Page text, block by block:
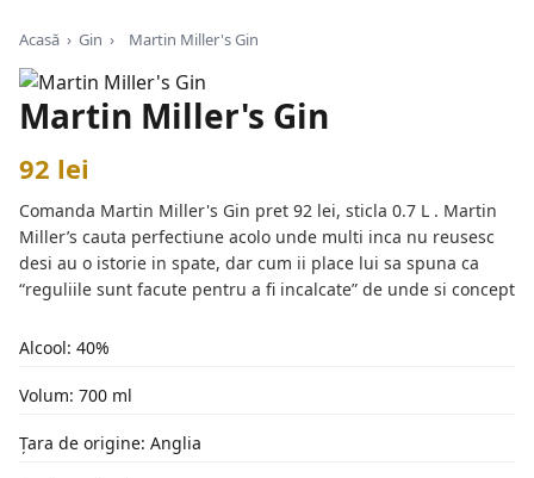
Acasă › Gin › Martin Miller's Gin
Martin Miller's Gin
92 lei
Comanda Martin Miller's Gin pret 92 lei, sticla 0.7 L . Martin
Miller’s cauta perfectiune acolo unde multi inca nu reusesc
desi au o istorie in spate, dar cum ii place lui sa spuna ca
“reguliile sunt facute pentru a fi incalcate” de unde si concept
Alcool: 40%
Volum: 700 ml
Țara de origine: Anglia